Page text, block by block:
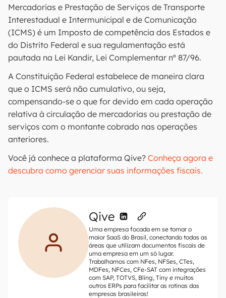
Mercadorias e Prestação de Serviços de Transporte
Interestadual e Intermunicipal e de Comunicação
(ICMS) é um Imposto de competência dos Estados e
do Distrito Federal e sua regulamentação está
pautada na Lei Kandir, Lei Complementar nº 87/96.
A Constituição Federal estabelece de maneira clara
que o ICMS será não cumulativo, ou seja,
compensando-se o que for devido em cada operação
relativa à circulação de mercadorias ou prestação de
serviços com o montante cobrado nas operações
anteriores.
Você já conhece a plataforma Qive? Conheça agora e
descubra como gerenciar suas informações fiscais.
Qive
Uma empresa focada em se tornar o
maior SaaS do Brasil, conectando todas as
áreas que utilizam documentos fiscais de
uma empresa em um só lugar.
Trabalhamos com NFes, NFSes, CTes,
MDFes, NFCes, CFe-SAT com integrações
com SAP, TOTVS, Bling, Tiny e muitos
outros ERPs para facilitar as rotinas das
empresas brasileiras!